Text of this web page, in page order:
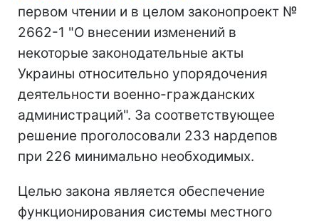
первом чтении и в целом законопроект №
2662-1 "О внесении изменений в
некоторые законодательные акты
Украины относительно упорядочения
деятельности военно-гражданских
администраций". За соответствующее
решение проголосовали 233 нардепов
при 226 минимально необходимых.
Целью закона является обеспечение
функционирования системы местного